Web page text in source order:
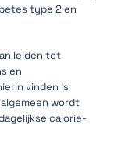
type 2 en
leiden tot
en
vinden is
wordt
calorie-